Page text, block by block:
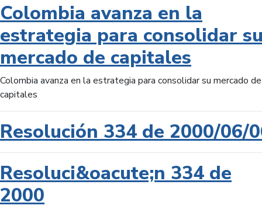
Colombia avanza en la
estrategia para consolidar
mercado de capitales
Colombia avanza en la estrategia para consolidar su mercado de
capitales
Resolución 334 de 2000/06/
Resoluci&oacute;n 334 de
2000